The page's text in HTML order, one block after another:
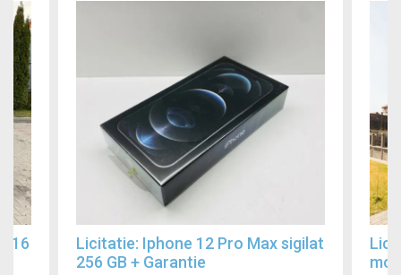
Licitatie: Iphone 12 Pro Max sigilat
256 GB + Garantie